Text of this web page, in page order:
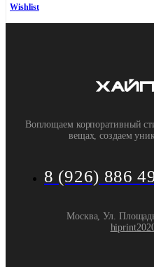
Wishlist
Воплощаем корпоративный
вещах, создаем
8 (926) 886
Москва, Ул.